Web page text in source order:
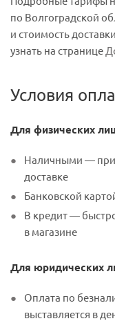
по Волгоградской
и стоимость
узнать на странице
Условия
Для физических
Наличными — при
доставке
Банковской
В кредит —
в магазине
Для юридических
Оплата по
выставляется в